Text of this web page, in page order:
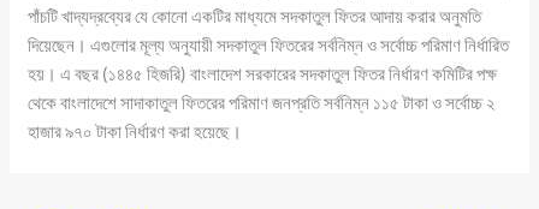
পাঁচটি খাদ্যদ্রব্যের যে কোনো একটির মাধ্যমে সদকাতুল ফিতর আদায় করার অনুমতি
দিয়েছেন। এগুলোর মূল্য অনুযায়ী সদকাতুল ফিতরের সর্বনিম্ন ও সর্বোচ্চ পরিমাণ নির্ধারিত
হয়। এ বছর (১৪৪৫ হিজরি) বাংলাদেশ সরকারের সদকাতুল ফিতর নির্ধারণ কমিটির পক্ষ
থেকে বাংলাদেশে সাদাকাতুল ফিতরের পরিমাণ জনপ্রতি সর্বনিম্ন ১১৫ টাকা ও সর্বোচ্চ ২
হাজার ৯৭০ টাকা নির্ধারণ করা হয়েছে।